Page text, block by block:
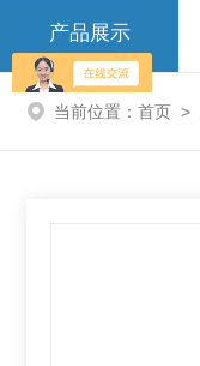
产品展示
当前位置： 首页 >